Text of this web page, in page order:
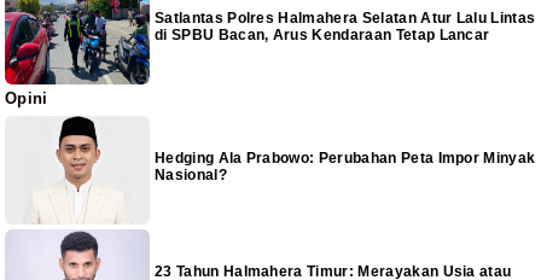
Satlantas Polres Halmahera Selatan Atur Lalu Lintas
di SPBU Bacan, Arus Kendaraan Tetap Lancar
Opini
Hedging Ala Prabowo: Perubahan Peta Impor Minyak
Nasional?
23 Tahun Halmahera Timur: Merayakan Usia atau